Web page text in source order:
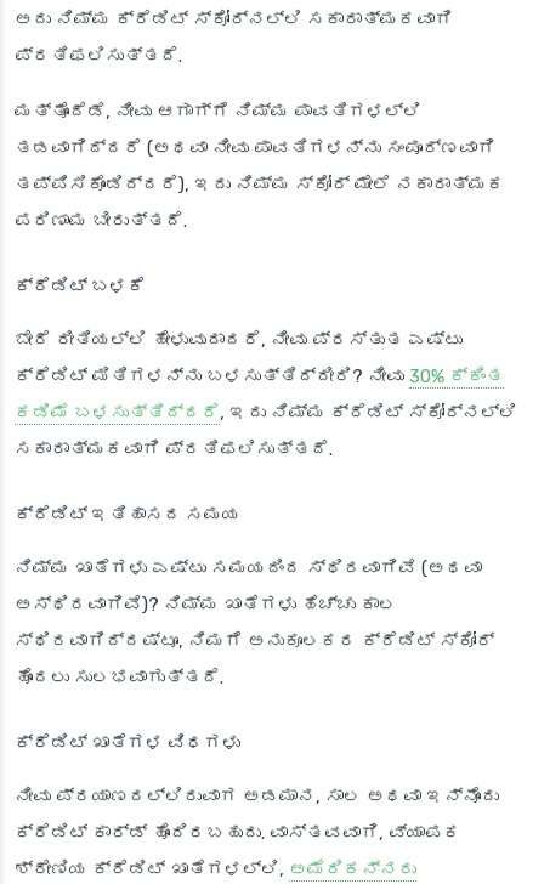
ಅದು ನಿಮ್ಮ ಕ್ರೆಡಿಟ್ ಸ್ಕೋರ್‌ನಲ್ಲಿ ಸಕಾರಾತ್ಮಕವಾಗಿ
ಪ್ರತಿಫಲಿಸುತ್ತದೆ.
ಮತ್ತೊಂದೆಡೆ, ನೀವು ಆಗಾಗ್ಗೆ ನಿಮ್ಮ ಪಾವತಿಗಳಲ್ಲಿ
ತಡವಾಗಿದ್ದರೆ (ಅಥವಾ ನೀವು ಪಾವತಿಗಳನ್ನು ಸಂಪೂರ್ಣವಾಗಿ
ತಪ್ಪಿಸಿಕೊಂಡಿದ್ದರೆ), ಇದು ನಿಮ್ಮ ಸ್ಕೋರ್ ಮೇಲೆ ನಕಾರಾತ್ಮಕ
ಪರಿಣಾಮ ಬೀರುತ್ತದೆ.
ಕ್ರೆಡಿಟ್ ಬಳಕೆ
ಬೇರೆ ರೀತಿಯಲ್ಲಿ ಹೇಳುವುದಾದರೆ, ನೀವು ಪ್ರಸ್ತುತ ಎಷ್ಟು
ಕ್ರೆಡಿಟ್ ಮಿತಿಗಳನ್ನು ಬಳಸುತ್ತಿದ್ದೀರಿ? ನೀವು 30% ಕ್ಕಿಂತ
ಕಡಿಮೆ ಬಳಸುತ್ತಿದ್ದರೆ, ಇದು ನಿಮ್ಮ ಕ್ರೆಡಿಟ್ ಸ್ಕೋರ್‌ನಲ್ಲಿ
ಸಕಾರಾತ್ಮಕವಾಗಿ ಪ್ರತಿಫಲಿಸುತ್ತದೆ.
ಕ್ರೆಡಿಟ್ ಇತಿಹಾಸದ ಸಮಯ
ನಿಮ್ಮ ಖಾತೆಗಳು ಎಷ್ಟು ಸಮಯದಿಂದ ಸ್ಥಿರವಾಗಿವೆ (ಅಥವಾ
ಅಸ್ಥಿರವಾಗಿವೆ)? ನಿಮ್ಮ ಖಾತೆಗಳು ಹೆಚ್ಚು ಕಾಲ
ಸ್ಥಿರವಾಗಿದ್ದಷ್ಟೂ, ನಿಮಗೆ ಅನುಕೂಲಕರ ಕ್ರೆಡಿಟ್ ಸ್ಕೋರ್
ಹೊಂದಲು ಸುಲಭವಾಗುತ್ತದೆ.
ಕ್ರೆಡಿಟ್ ಖಾತೆಗಳ ವಿಧಗಳು
ನೀವು ಪ್ರಯಾಣದಲ್ಲಿರುವಾಗ ಅಡಮಾನ, ಸಾಲ ಅಥವಾ ಇನ್ನೊಂದು
ಕ್ರೆಡಿಟ್ ಕಾರ್ಡ್ ಹೊಂದಿರಬಹುದು. ವಾಸ್ತವವಾಗಿ, ವ್ಯಾಪಕ
ಶ್ರೇಣಿಯ ಕ್ರೆಡಿಟ್ ಖಾತೆಗಳಲ್ಲಿ, ಅಮೆರಿಕನ್ನರು